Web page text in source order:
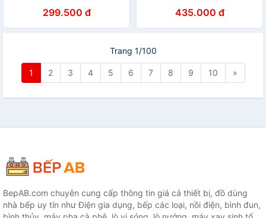
299.500 đ 435.000 đ
Trang 1/100
1 2 3 4 5 6 7 8 9 10 »
BepAB.com chuyên cung cấp thông tin giá cả thiết bị, đồ dùng
nhà bếp uy tín như Điện gia dụng, bếp các loại, nồi điện, bình đun,